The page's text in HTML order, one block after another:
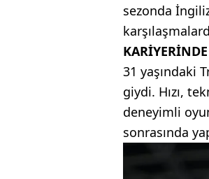
sezonda
31 yaşındaki
giydi. Hızı,
deneyimli
sonrasında